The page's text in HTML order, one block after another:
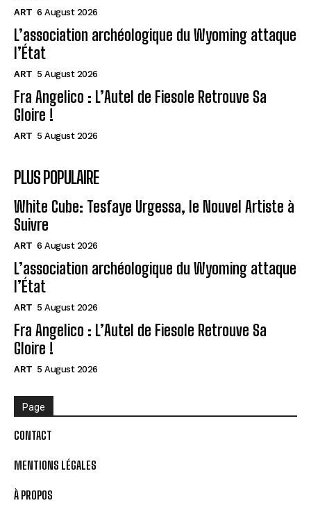
ART 6 August 2026
L’association archéologique du Wyoming attaque
l’État
ART 5 August 2026
Fra Angelico : L’Autel de Fiesole Retrouve Sa
Gloire !
ART 5 August 2026
PLUS POPULAIRE
White Cube: Tesfaye Urgessa, le Nouvel Artiste à
Suivre
ART 6 August 2026
L’association archéologique du Wyoming attaque
l’État
ART 5 August 2026
Fra Angelico : L’Autel de Fiesole Retrouve Sa
Gloire !
ART 5 August 2026
Page
CONTACT
MENTIONS LÉGALES
À PROPOS